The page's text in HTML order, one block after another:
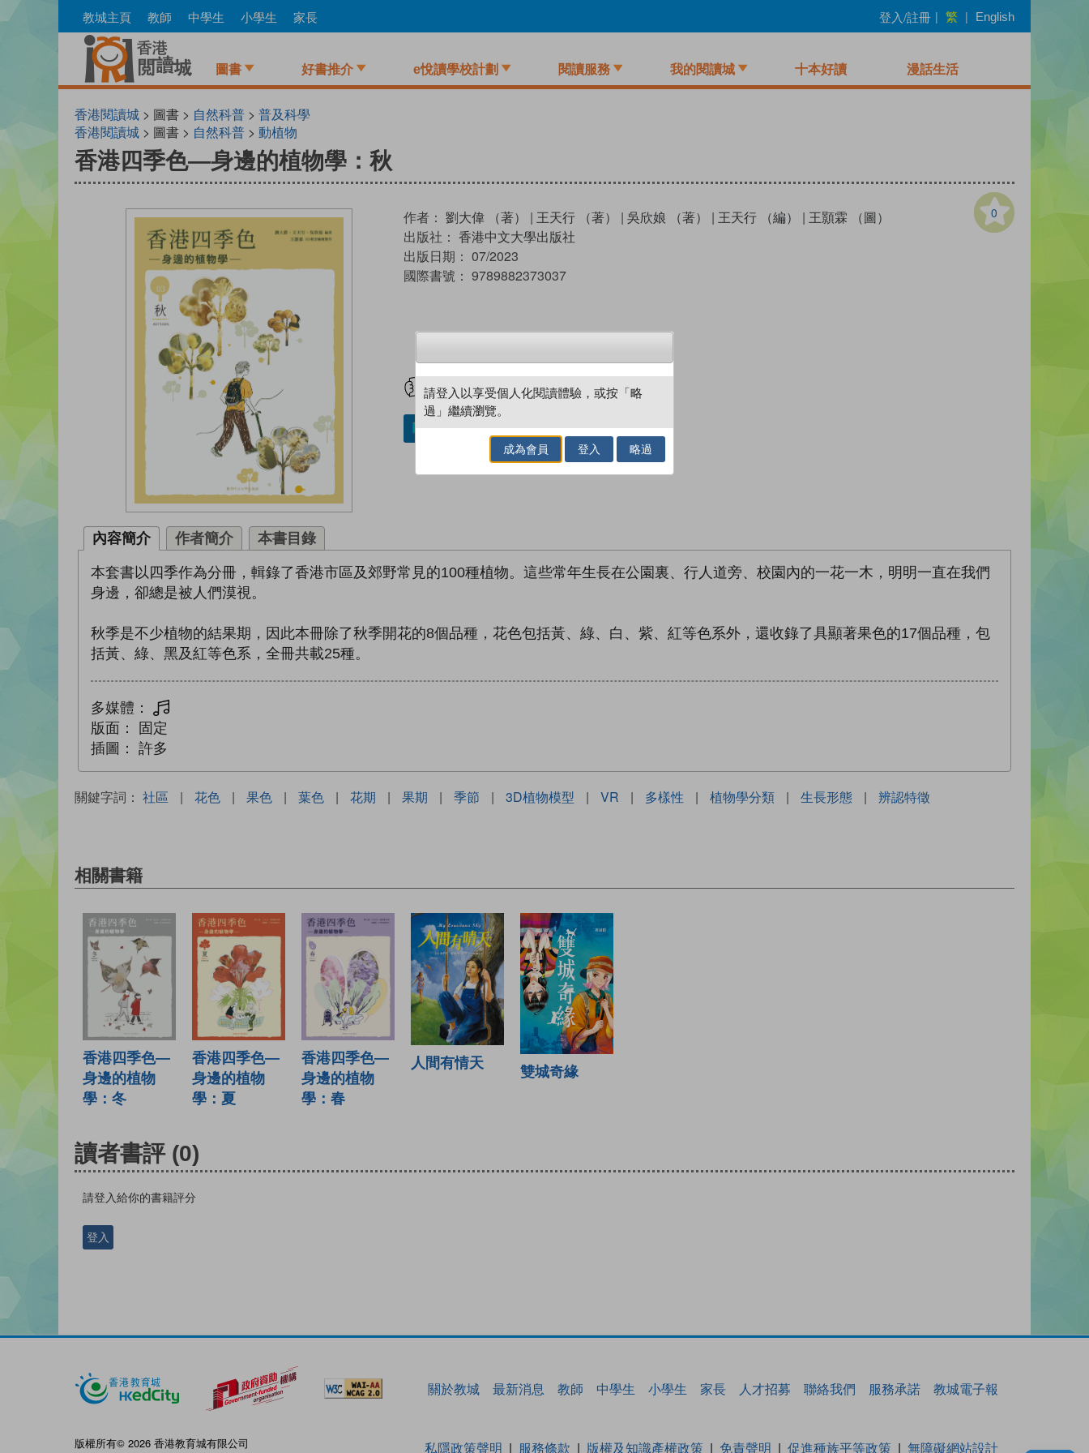
to
教城主頁 教師 中學生 小學生 家長 登入/註冊 | 繁 | English
圖書 好書推介 e悅讀學校計劃 閱讀服務 我的閱讀城 十本好讀 漫話生活
香港閱讀城 > 圖書 > 自然科普 > 普及科學
香港閱讀城 > 圖書 > 自然科普 > 動植物
香港四季色—身邊的植物學：秋
0
作者： 劉大偉 （著） | 王天行 （著） | 吳欣娘 （著） | 王天行 （編） | 王顥霖 （圖）
出版社： 香港中文大學出版社
出版日期： 07/2023
國際書號： 9789882373037
試閲 加入閱讀紀錄
加入／閱讀電子書
內容簡介 作者簡介 本書目錄
本套書以四季作為分冊，輯錄了香港市區及郊野常見的100種植物。這些常年生長在公園裏、行人道旁、校園內的一花一木，明明一直在我們
身邊，卻總是被人們漠視。
秋季是不少植物的結果期，因此本冊除了秋季開花的8個品種，花色包括黃、綠、白、紫、紅等色系外，還收錄了具顯著果色的17個品種，包
括黃、綠、黑及紅等色系，全冊共載25種。
多媒體：
多媒體
版面：
固定
插圖：
許多
關鍵字詞： 社區 | 花色 | 果色 | 葉色 | 花期 | 果期 | 季節 | 3D植物模型 | VR | 多樣性 | 植物學分類 | 生長形態 | 辨認特徵
相關書籍
香港四季色—
身邊的植物
學：冬
香港四季色—
身邊的植物
學：夏
香港四季色—
身邊的植物
學：春
人間有情天
雙城奇緣
讀者書評 (0)
請登入給你的書籍評分
登入
關於教城 最新消息 教師 中學生 小學生 家長 人才招募 聯絡我們 服務承諾 教城電子報
版權所有© 2026 香港教育城有限公司 私隱政策聲明 服務條款 版權及知識產權政策 免責聲明 促進種族平等政策 無障礙網站設計
請登入以享受個人化閱讀體驗，或按「略
過」繼續瀏覽。
成為會員 登入 略過